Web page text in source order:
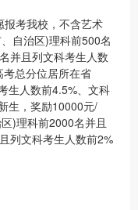
考我校，不含艺术
自治区)理科前500名
并且列文科考生人数
总分位居所在省
生人数前4.5%、文科
生，奖励10000元/
)理科前2000名并且
列文科考生人数前2%